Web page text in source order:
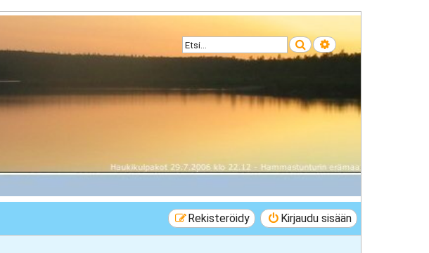
Etsi Tarkennettu haku
Kirjaudu sisään
Rekisteröidy